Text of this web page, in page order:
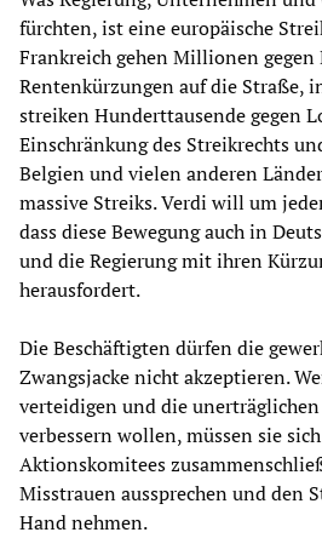
fürchten, ist eine europäische
Frankreich gehen Millionen gegen
Rentenkürzungen auf die Straße,
streiken Hunderttausende gegen
Einschränkung des Streikrechts
Belgien und vielen anderen
massive Streiks. Verdi will um
dass diese Bewegung auch in
und die Regierung mit ihren
herausfordert.
Die Beschäftigten dürfen die
Zwangsjacke nicht akzeptieren.
verteidigen und die
verbessern wollen, müssen sie
Aktionskomitees
Misstrauen aussprechen und den
Hand nehmen.